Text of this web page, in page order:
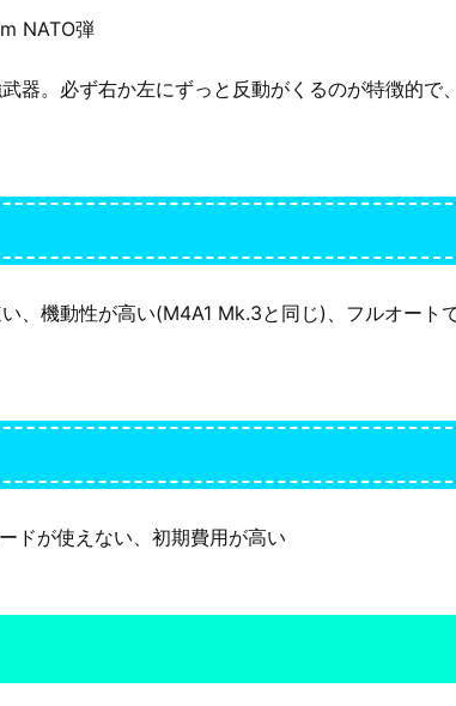
NATO弾
器。必ず右か左にずっと反動がくるのが特徴的で
、機動性が高い(M4A1 Mk.3と同じ)、フルオート
ドが使えない、初期費用が高い